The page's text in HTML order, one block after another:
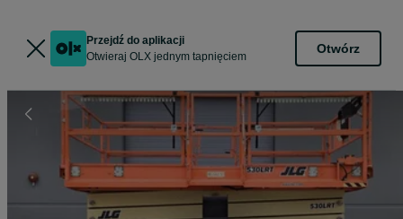
Przejdź do aplikacji
Otwieraj OLX jednym tapnięciem
Otwórz